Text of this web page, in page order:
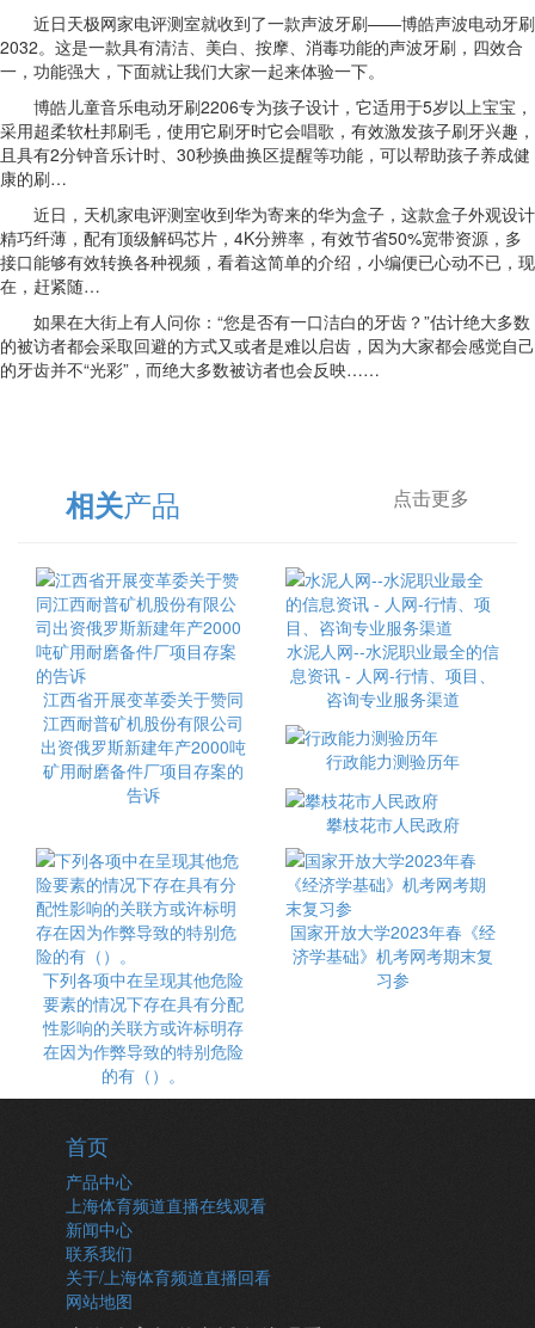
近日天极网家电评测室就收到了一款声波牙刷——博皓声波电动牙刷
2032。这是一款具有清洁、美白、按摩、消毒功能的声波牙刷，四效合
一，功能强大，下面就让我们大家一起来体验一下。
博皓儿童音乐电动牙刷2206专为孩子设计，它适用于5岁以上宝宝，
采用超柔软杜邦刷毛，使用它刷牙时它会唱歌，有效激发孩子刷牙兴趣，
且具有2分钟音乐计时、30秒换曲换区提醒等功能，可以帮助孩子养成健
康的刷…
近日，天机家电评测室收到华为寄来的华为盒子，这款盒子外观设计
精巧纤薄，配有顶级解码芯片，4K分辨率，有效节省50%宽带资源，多
接口能够有效转换各种视频，看着这简单的介绍，小编便已心动不已，现
在，赶紧随…
如果在大街上有人问你：“您是否有一口洁白的牙齿？”估计绝大多数
的被访者都会采取回避的方式又或者是难以启齿，因为大家都会感觉自己
的牙齿并不“光彩”，而绝大多数被访者也会反映……
相关产品 点击更多
江西省开展变革委关于赞同
江西耐普矿机股份有限公司
出资俄罗斯新建年产2000吨
矿用耐磨备件厂项目存案的
告诉
水泥人网--水泥职业最全的信
息资讯 - 人网-行情、项目、
咨询专业服务渠道
行政能力测验历年
攀枝花市人民政府
下列各项中在呈现其他危险
要素的情况下存在具有分配
性影响的关联方或许标明存
在因为作弊导致的特别危险
的有（）。
国家开放大学2023年春《经
济学基础》机考网考期末复
习参
首页
产品中心
上海体育频道直播在线观看
新闻中心
联系我们
关于/上海体育频道直播回看
网站地图